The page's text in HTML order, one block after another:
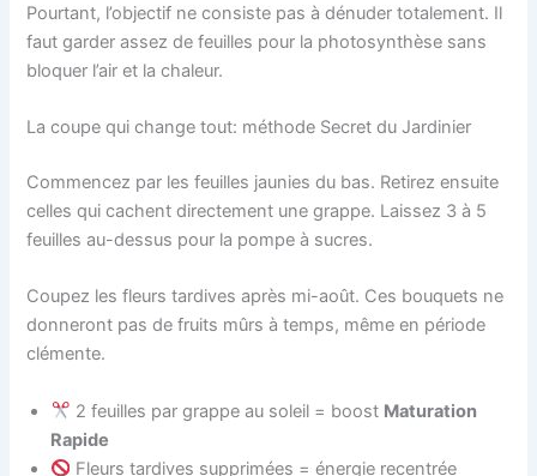
Pourtant, l’objectif ne consiste pas à dénuder totalement. Il
faut garder assez de feuilles pour la photosynthèse sans
bloquer l’air et la chaleur.
La coupe qui change tout: méthode Secret du Jardinier
Commencez par les feuilles jaunies du bas. Retirez ensuite
celles qui cachent directement une grappe. Laissez 3 à 5
feuilles au-dessus pour la pompe à sucres.
Coupez les fleurs tardives après mi-août. Ces bouquets ne
donneront pas de fruits mûrs à temps, même en période
clémente.
2 feuilles par grappe au soleil = boost Maturation
Rapide
Fleurs tardives supprimées = énergie recentrée